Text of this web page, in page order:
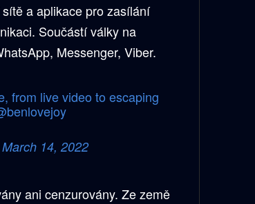
a aplikace pro zasílání
Součástí války na
Messenger, Viber.
from live video to escaping
March 14, 2022
ani cenzurovány. Ze země